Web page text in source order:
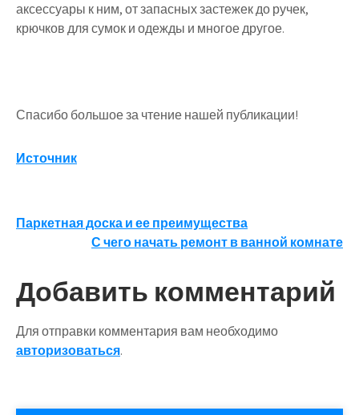
аксессуары к ним, от запасных застежек до ручек,
крючков для сумок и одежды и многое другое.
Спасибо большое за чтение нашей публикации!
Источник
Навигация
записям
Паркетная доска и ее преимущества
С чего начать ремонт в ванной комнате
Добавить комментарий
Для отправки комментария вам необходимо
авторизоваться.